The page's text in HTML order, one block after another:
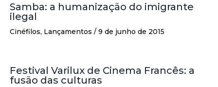
Samba: a humanização do imigrante
ilegal
Cinéfilos, Lançamentos / 9 de junho de 2015
Festival Varilux de Cinema Francês: a
fusão das culturas